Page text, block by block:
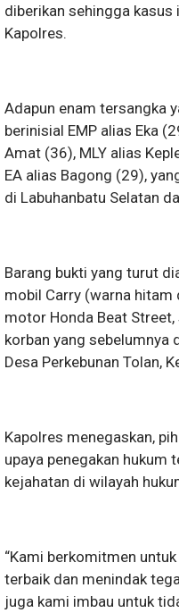
diberikan sehingga kasus
Kapolres.
Adapun enam tersangka
berinisial EMP alias Eka
Amat (36), MLY alias
EA alias Bagong (29),
di Labuhanbatu Selatan
Barang bukti yang turut
mobil Carry (warna hitam
motor Honda Beat
korban yang sebelumnya
Desa Perkebunan Tolan,
Kapolres menegaskan,
upaya penegakan hukum
kejahatan di wilayah
“Kami berkomitmen
terbaik dan menindak
juga kami imbau untuk